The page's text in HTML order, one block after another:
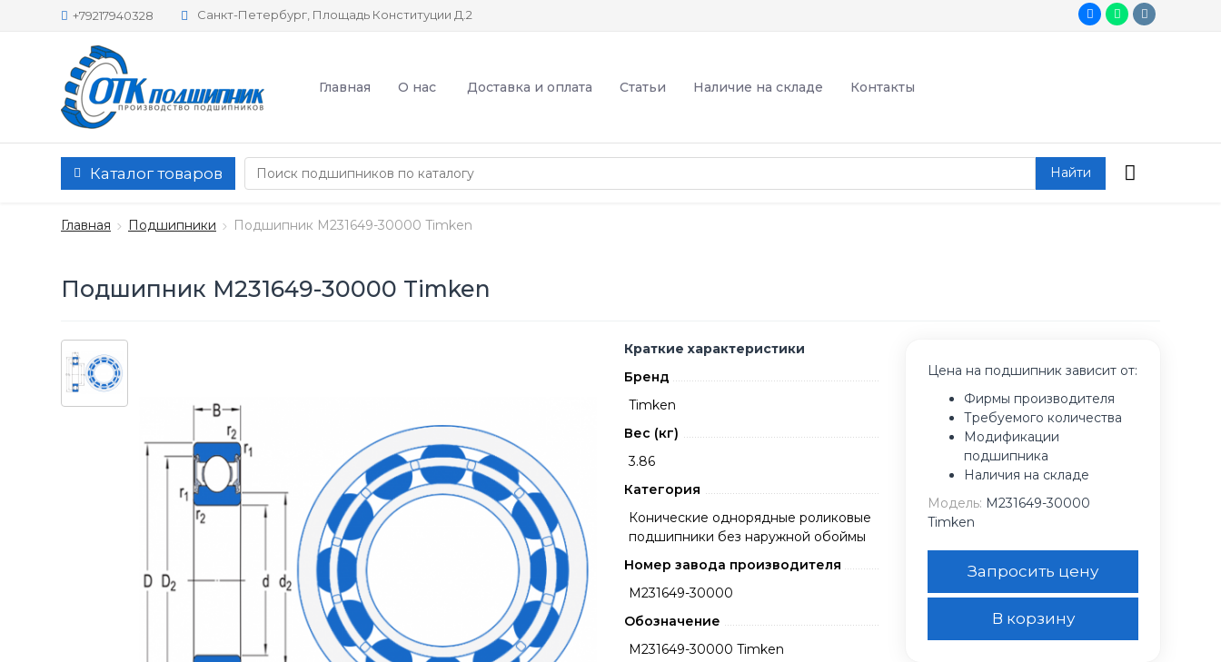
+79217940328 Санкт-Петербург, Площадь Конституции Д.2
Главная О нас Доставка и оплата Статьи Наличие на складе Контакты
Каталог товаров Найти
Главная Подшипники Подшипник M231649-30000 Timken
Подшипник M231649-30000 Timken
Краткие характеристики
Бренд
Timken
Вес (кг)
3.86
Категория
Конические однорядные роликовые
подшипники без наружной обоймы
Номер завода производителя
M231649-30000
Обозначение
M231649-30000 Timken
Цена на подшипник зависит от:
Фирмы производителя
Требуемого количества
Модификации
подшипника
Наличия на складе
Модель: M231649-30000
Timken
Запросить цену
В корзину